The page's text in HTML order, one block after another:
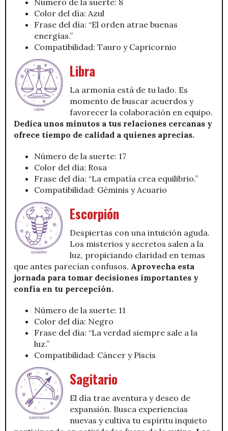
Color del día: Azul
Frase del día: “El orden atrae buenas
energías.”
Compatibilidad: Tauro y Capricornio
Libra
La armonía está de tu lado. Es
momento de buscar acuerdos y
favorecer la colaboración en equipo.
Dedica unos minutos a tus relaciones cercanas y
ofrece tiempo de calidad a quienes aprecias.
Número de la suerte: 17
Color del día: Rosa
Frase del día: “La empatía crea equilibrio.”
Compatibilidad: Géminis y Acuario
Escorpión
Despiertas con una intuición aguda.
Los misterios y secretos salen a la
luz, propiciando claridad en temas
que antes parecían confusos. Aprovecha esta
jornada para tomar decisiones importantes y
confía en tu percepción.
Número de la suerte: 11
Color del día: Negro
Frase del día: “La verdad siempre sale a la
luz.”
Compatibilidad: Cáncer y Piscis
Sagitario
El día trae aventura y deseo de
expansión. Busca experiencias
nuevas y cultiva tu espíritu inquieto